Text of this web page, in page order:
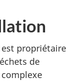
est propriétaire
de